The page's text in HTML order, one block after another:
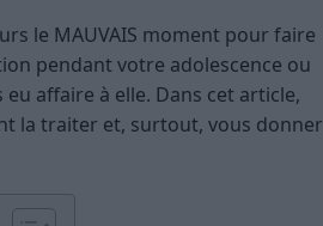
le MAUVAIS moment pour faire
pendant votre adolescence ou
affaire à elle. Dans cet article,
la traiter et, surtout, vous donner